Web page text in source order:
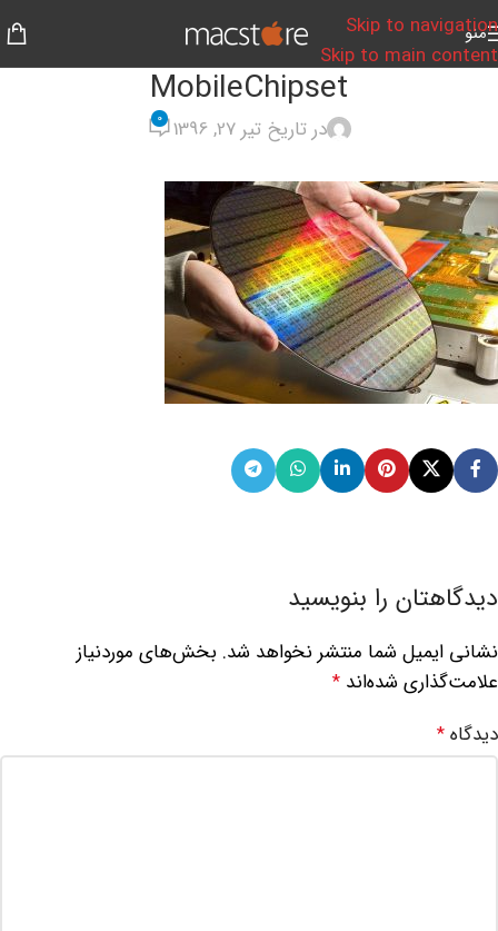
Skip to navigation
Skip to main content
منو
MobileChipset
در تاریخ تیر 27, 1396 0
دیدگاهتان را بنویسید
نشانی ایمیل شما منتشر نخواهد شد. بخش‌های موردنیاز
علامت‌گذاری شده‌اند *
دیدگاه *